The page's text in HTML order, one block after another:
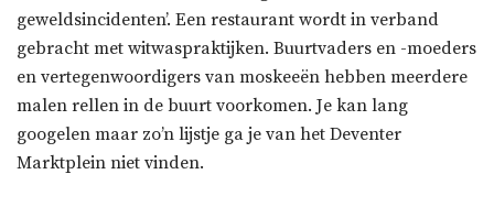
geweldsincidenten’. Een restaurant wordt in verband
gebracht met witwaspraktijken. Buurtvaders en -moeders
en vertegenwoordigers van moskeeën hebben meerdere
malen rellen in de buurt voorkomen. Je kan lang
googelen maar zo’n lijstje ga je van het Deventer
Marktplein niet vinden.